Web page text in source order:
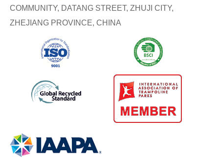
COMMUNITY, DATANG STREET, ZHUJI CITY,
ZHEJIANG PROVINCE, CHINA